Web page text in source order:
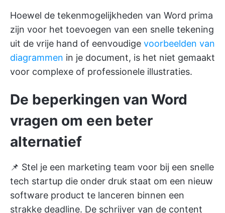
Hoewel de tekenmogelijkheden van Word prima
zijn voor het toevoegen van een snelle tekening
uit de vrije hand of eenvoudige voorbeelden van
diagrammen in je document, is het niet gemaakt
voor complexe of professionele illustraties.
De beperkingen van Word
vragen om een beter
alternatief
📌 Stel je een marketing team voor bij een snelle
tech startup die onder druk staat om een nieuw
software product te lanceren binnen een
strakke deadline. De schrijver van de content